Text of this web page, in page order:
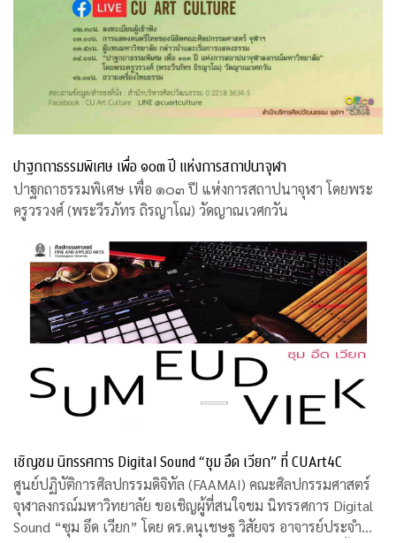
ปาฐกถาธรรมพิเศษ เพื่อ ๑๐๓ ปี แห่งการสถาปนาจุฬา
ปาฐกถาธรรมพิเศษ เพื่อ ๑๐๓ ปี แห่งการสถาปนาจุฬา โดยพระ
ครูวรวงศ์ (พระวีรภัทร ถิรญาโณ) วัดญาณเวศกวัน
เชิญชม นิทรรศการ Digital Sound “ซุม อึด เวียก” ที่ CUArt4C
ศูนย์ปฏิบัติการศิลปกรรมดิจิทัล (FAAMAI) คณะศิลปกรรมศาสตร์
จุฬาลงกรณ์มหาวิทยาลัย ขอเชิญผู้ที่สนใจชม นิทรรศการ Digital
Sound “ซุม อึด เวียก” โดย ดร.ดนุเชษฐ วิสัยจร อาจารย์ประจำ